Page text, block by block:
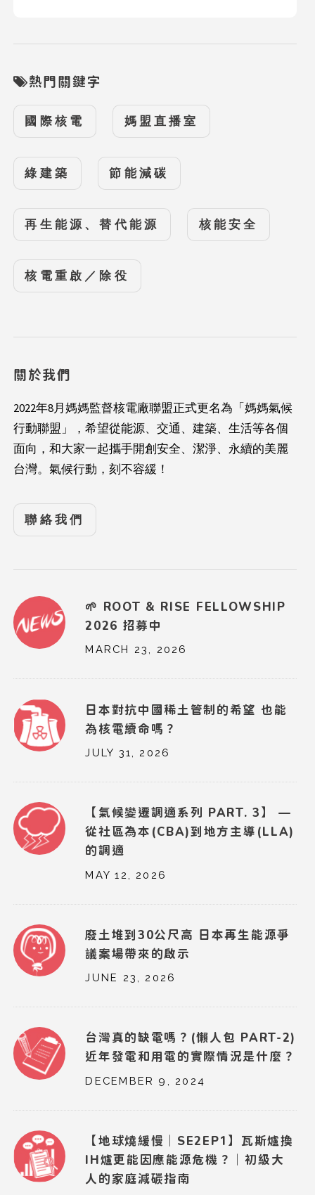
熱門關鍵字
國際核電 媽盟直播室
綠建築 節能減碳
再生能源、替代能源 核能安全
核電重啟／除役
關於我們
2022年8月媽媽監督核電廠聯盟正式更名為「媽媽氣候
行動聯盟」，希望從能源、交通、建築、生活等各個
面向，和大家一起攜手開創安全、潔淨、永續的美麗
台灣。氣候行動，刻不容緩！
聯絡我們
🌱 ROOT & RISE FELLOWSHIP
2026 招募中
MARCH 23, 2026
日本對抗中國稀土管制的希望 也能
為核電續命嗎？
JULY 31, 2026
【氣候變遷調適系列 PART. 3】 —
從社區為本(CBA)到地方主導(LLA)
的調適
MAY 12, 2026
廢土堆到30公尺高 日本再生能源爭
議案場帶來的啟示
JUNE 23, 2026
台灣真的缺電嗎？(懶人包 PART-2)
近年發電和用電的實際情況是什麼？
DECEMBER 9, 2024
【地球燒緩慢｜SE2EP1】瓦斯爐換
IH爐更能因應能源危機？｜初級大
人的家庭減碳指南